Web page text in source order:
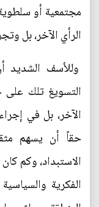
مجتمعية أو
الرأي الآخر، بل
وللأسف الشديد
التسويغ تلك
الآخر، بل في
حقاً أن يسهم
الاستبداد، وكم
الفكرية